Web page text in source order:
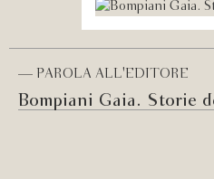
— PAROLA ALL'EDITORE
Bompiani Gaia. Storie